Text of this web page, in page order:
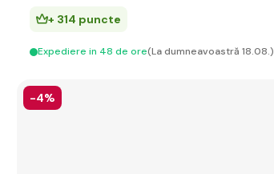
+ 314 puncte
Expediere in 48 de ore(La dumneavoastră 18.08.)
-4%